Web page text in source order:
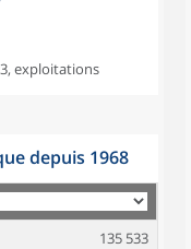
exploitations
depuis 1968
135 533